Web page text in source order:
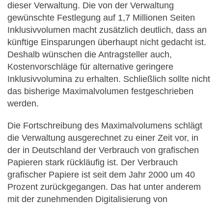
dieser Verwaltung. Die von der Verwaltung
gewünschte Festlegung auf 1,7 Millionen Seiten
Inklusivvolumen macht zusätzlich deutlich, dass an
künftige Einsparungen überhaupt nicht gedacht ist.
Deshalb wünschen die Antragsteller auch,
Kostenvorschläge für alternative geringere
Inklusivvolumina zu erhalten. Schließlich sollte nicht
das bisherige Maximalvolumen festgeschrieben
werden.
Die Fortschreibung des Maximalvolumens schlägt
die Verwaltung ausgerechnet zu einer Zeit vor, in
der in Deutschland der Verbrauch von grafischen
Papieren stark rückläufig ist. Der Verbrauch
grafischer Papiere ist seit dem Jahr 2000 um 40
Prozent zurückgegangen. Das hat unter anderem
mit der zunehmenden Digitalisierung von